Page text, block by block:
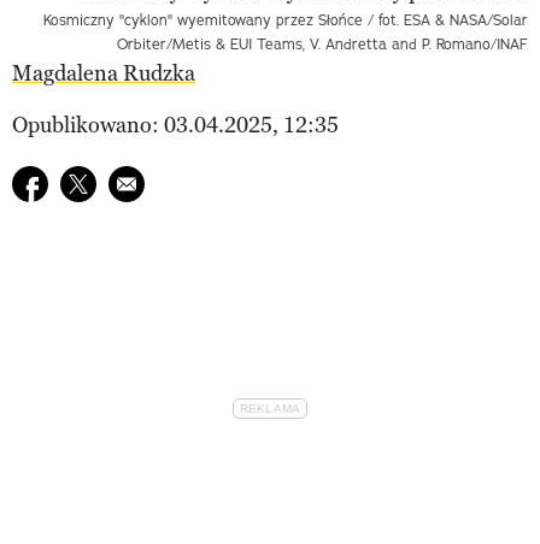
Kosmiczny "cyklon" wyemitowany przez Słońce / fot. ESA & NASA/Solar
Orbiter/Metis & EUI Teams, V. Andretta and P. Romano/INAF
Magdalena Rudzka
Opublikowano: 03.04.2025, 12:35
Udostępnij na facebook
Udostępnij na twitter
E-mail do przyjaciela